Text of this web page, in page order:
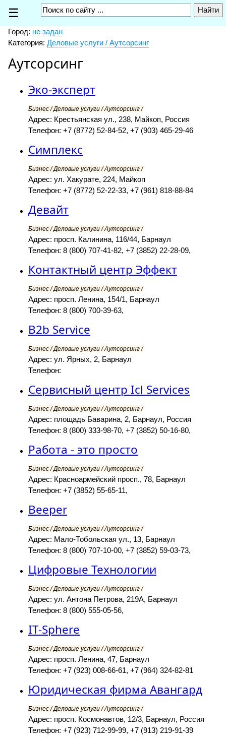
☰
Город: не задан
Категория: Деловые услуги / Аутсорсинг
Аутсорсинг
Эко-эксперт
Бизнес / Деловые услуги / Аутсорсинг /
Адрес: Крестьянская ул., 238, Майкоп, Россия
Телефон: +7 (8772) 52-84-52, +7 (903) 465-29-46
Симплекс
Бизнес / Деловые услуги / Аутсорсинг /
Адрес: ул. Хакурате, 224, Майкоп
Телефон: +7 (8772) 52-22-33, +7 (961) 818-88-84
Девайт
Бизнес / Деловые услуги / Аутсорсинг /
Адрес: просп. Калинина, 116/44, Барнаул
Телефон: 8 (800) 707-41-82, +7 (3852) 22-28-09,
Контактный центр Эффект
Бизнес / Деловые услуги / Аутсорсинг /
Адрес: просп. Ленина, 154/1, Барнаул
Телефон: 8 (800) 700-39-63,
B2b Service
Бизнес / Деловые услуги / Аутсорсинг /
Адрес: ул. Ярных, 2, Барнаул
Телефон:
Сервисный центр Icl Services
Бизнес / Деловые услуги / Аутсорсинг /
Адрес: площадь Баварина, 2, Барнаул, Россия
Телефон: 8 (800) 333-98-70, +7 (3852) 50-16-80,
Работа - это просто
Бизнес / Деловые услуги / Аутсорсинг /
Адрес: Красноармейский просп., 78, Барнаул
Телефон: +7 (3852) 55-65-11,
Beeper
Бизнес / Деловые услуги / Аутсорсинг /
Адрес: Мало-Тобольская ул., 13, Барнаул
Телефон: 8 (800) 707-10-00, +7 (3852) 59-03-73,
Цифровые Технологии
Бизнес / Деловые услуги / Аутсорсинг /
Адрес: ул. Антона Петрова, 219А, Барнаул
Телефон: 8 (800) 555-05-56,
IT-Sphere
Бизнес / Деловые услуги / Аутсорсинг /
Адрес: просп. Ленина, 47, Барнаул
Телефон: +7 (923) 008-66-61, +7 (964) 324-82-81
Юридическая фирма Авангард
Бизнес / Деловые услуги / Аутсорсинг /
Адрес: просп. Космонавтов, 12/3, Барнаул, Россия
Телефон: +7 (923) 712-99-99, +7 (913) 219-91-39